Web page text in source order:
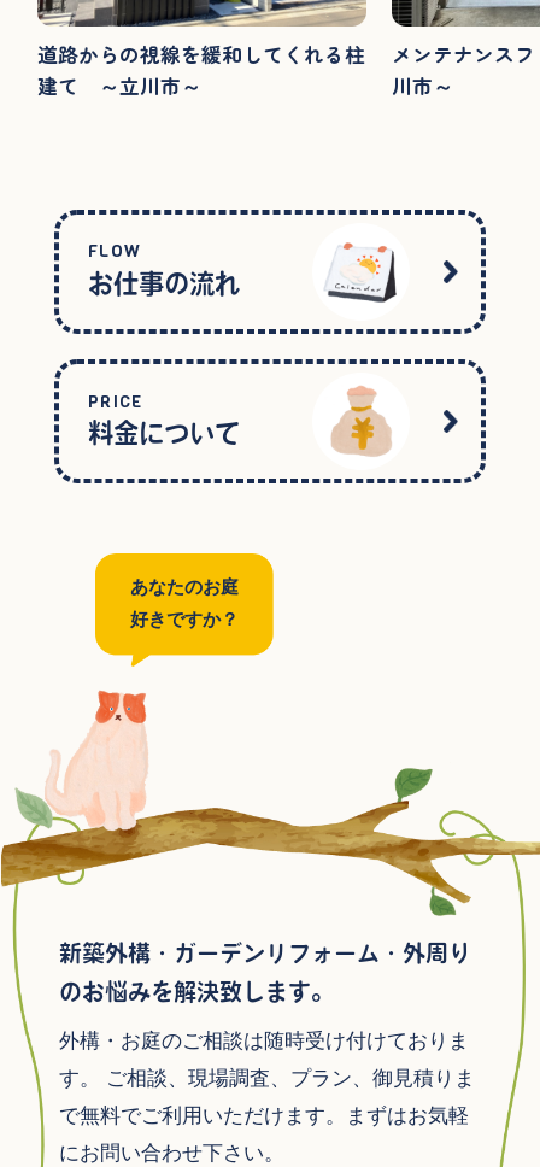
道路からの視線を緩和してくれる柱
建て ～立川市～
メンテナンス
川市～
FLOW
お仕事の流れ
PRICE
料金について
あなたのお庭
好きですか？
新築外構・ガーデンリフォーム・外周り
のお悩みを解決致します。
外構・お庭のご相談は随時受け付けておりま
す。
ご相談、現場調査、プラン、御見積りま
で無料でご利用いただけます。まずはお気軽
にお問い合わせ下さい。